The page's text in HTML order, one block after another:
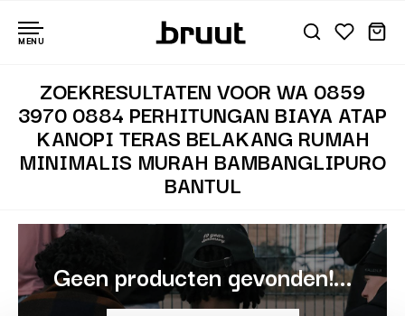
MENU
ZOEKRESULTATEN VOOR WA 0859
3970 0884 PERHITUNGAN BIAYA ATAP
KANOPI TERAS BELAKANG RUMAH
MINIMALIS MURAH BAMBANGLIPURO
BANTUL
Geen producten gevonden!...